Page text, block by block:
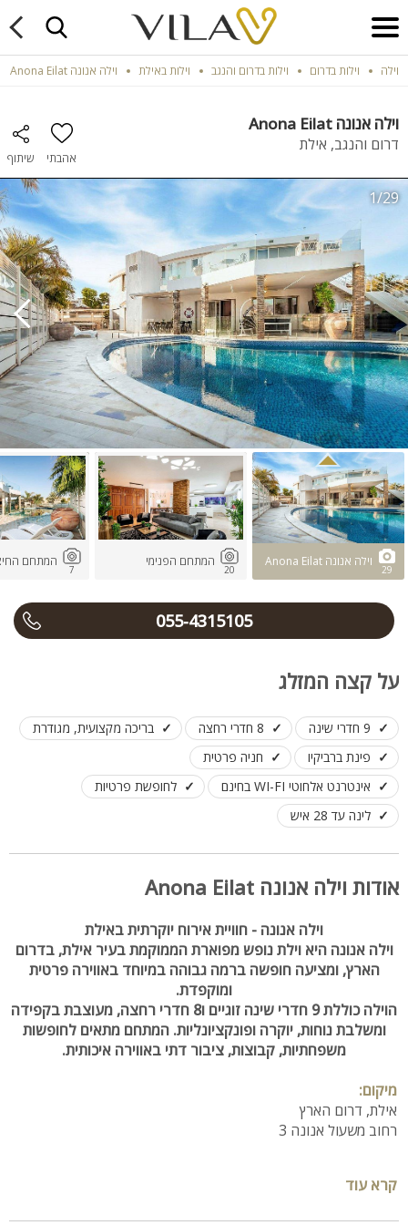
וילה וילות בדרום וילות בדרום והנגב וילות באילת וילה אנונה Anona Eilat
וילה אנונה Anona Eilat
דרום והנגב, אילת
אהבתי שיתוף
1/29
29
וילה אנונה Anona Eilat
20
המתחם הפנימי
7
המתחם
055-4315105
על קצה המזלג
9 חדרי שינה 8 חדרי רחצה
בריכה מקצועית, מגודרת
פינת ברביקיו
חניה פרטית
אינטרנט אלחוטי WI-FI בחינם
לחופשת פרטיות
לינה עד 28 איש
אודות וילה אנונה Anona Eilat
וילה אנונה - חוויית אירוח יוקרתית באילת
וילה אנונה היא וילת נופש מפוארת הממוקמת בעיר אילת, בדרום
הארץ, ומציעה חופשה ברמה גבוהה במיוחד באווירה פרטית
ומוקפדת.
הוילה כוללת 9 חדרי שינה זוגיים ו8 חדרי רחצה, מעוצבת בקפידה
ומשלבת נוחות, יוקרה ופונקציונליות. המתחם מתאים לחופשות
משפחתיות, קבוצות, ציבור דתי באווירה איכותית.
מיקום:
אילת, דרום הארץ
רחוב משעול אנונה 3
9 חדרי שינה מרווחים
קרא עוד